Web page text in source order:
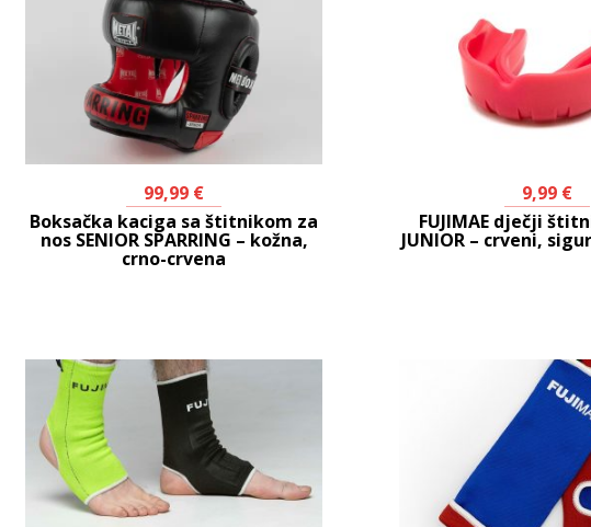
99,99 €
Boksačka kaciga sa štitnikom za
nos SENIOR SPARRING – kožna,
crno-crvena
9,99 €
FUJIMAE dječji
JUNIOR – crveni,